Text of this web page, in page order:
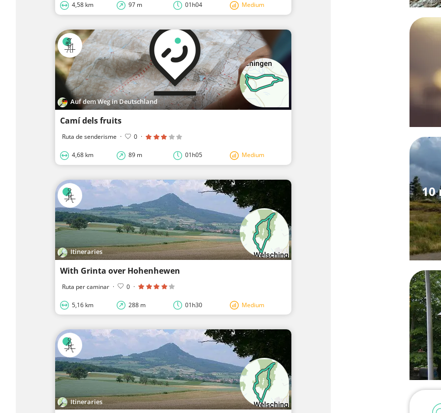
4,58 km 97 m 01h04 Medium
Auf dem Weg in Deutschland
Camí dels fruits
Ruta de senderisme · 0 ·
4,68 km 89 m 01h05 Medium
Itineraries
With Grinta over Hohenhewen
Ruta per caminar · 0 ·
5,16 km 288 m 01h30 Medium
Itineraries
10